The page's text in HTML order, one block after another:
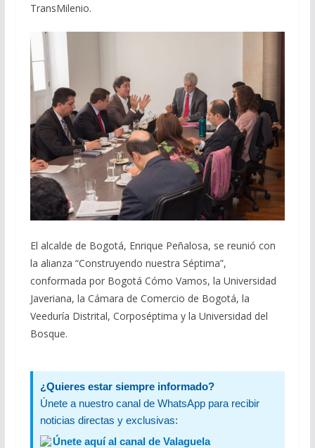
TransMilenio.
El alcalde de Bogotá, Enrique Peñalosa, se reunió con
la alianza “Construyendo nuestra Séptima”,
conformada por Bogotá Cómo Vamos, la Universidad
Javeriana, la Cámara de Comercio de Bogotá, la
Veeduría Distrital, Corposéptima y la Universidad del
Bosque.
¿Quieres estar siempre informado?
Únete a nuestro canal de WhatsApp para recibir
noticias directas y exclusivas:
Únete aquí al canal de Valaguela